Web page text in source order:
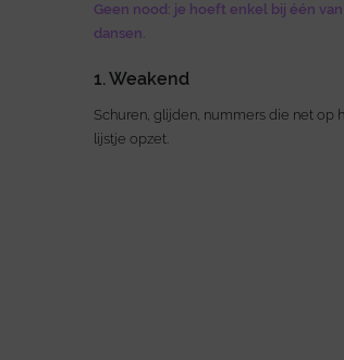
Geen nood: je hoeft enkel bij één
dansen.
1. Weakend
Schuren, glijden, nummers die net op
lijstje opzet.